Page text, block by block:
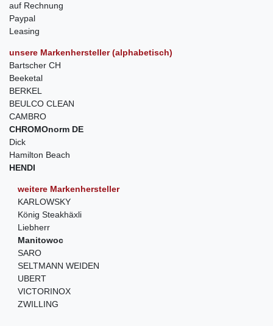
auf Rechnung
Paypal
Leasing
unsere Markenhersteller (alphabetisch)
Bartscher CH
Beeketal
BERKEL
BEULCO CLEAN
CAMBRO
CHROMOnorm DE
Dick
Hamilton Beach
HENDI
weitere Markenhersteller
KARLOWSKY
König Steakhäxli
Liebherr
Manitowoc
SARO
SELTMANN WEIDEN
UBERT
VICTORINOX
ZWILLING